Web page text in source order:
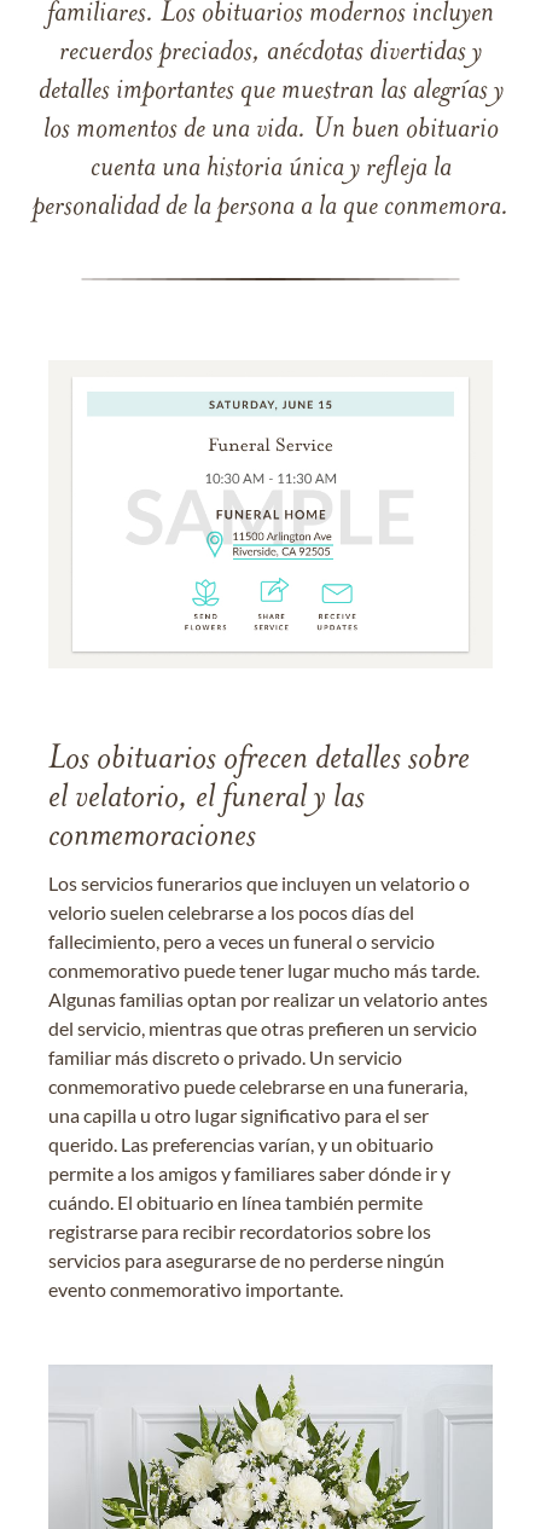
familiares. Los obituarios modernos incluyen
recuerdos preciados, anécdotas divertidas y
detalles importantes que muestran las alegrías y
los momentos de una vida. Un buen obituario
cuenta una historia única y refleja la
personalidad de la persona a la que conmemora.
Los obituarios ofrecen detalles sobre
el velatorio, el funeral y las
conmemoraciones
Los servicios funerarios que incluyen un velatorio o
velorio suelen celebrarse a los pocos días del
fallecimiento, pero a veces un funeral o servicio
conmemorativo puede tener lugar mucho más tarde.
Algunas familias optan por realizar un velatorio antes
del servicio, mientras que otras prefieren un servicio
familiar más discreto o privado. Un servicio
conmemorativo puede celebrarse en una funeraria,
una capilla u otro lugar significativo para el ser
querido. Las preferencias varían, y un obituario
permite a los amigos y familiares saber dónde ir y
cuándo. El obituario en línea también permite
registrarse para recibir recordatorios sobre los
servicios para asegurarse de no perderse ningún
evento conmemorativo importante.